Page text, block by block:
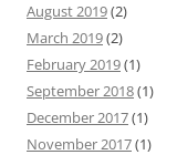
August 2019(2)
March 2019(2)
February 2019(1)
September 2018(1)
December 2017(1)
November 2017(1)